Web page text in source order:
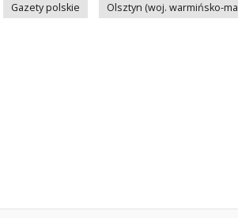
Gazety polskie Olsztyn (woj. warmińsko-